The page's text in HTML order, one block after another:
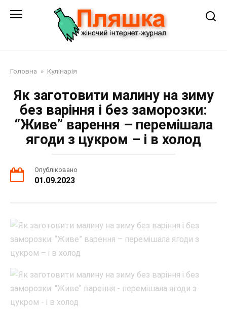
Головна » Кулінарія
Як заготовити малину на зиму
без варіння і без заморозки:
“Живе” варення – перемішала
ягоди з цукром – і в холод
Опубліковано
01.09.2023